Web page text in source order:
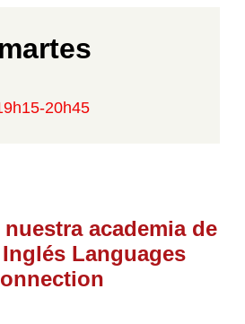
martes
20h45
academia de
Languages